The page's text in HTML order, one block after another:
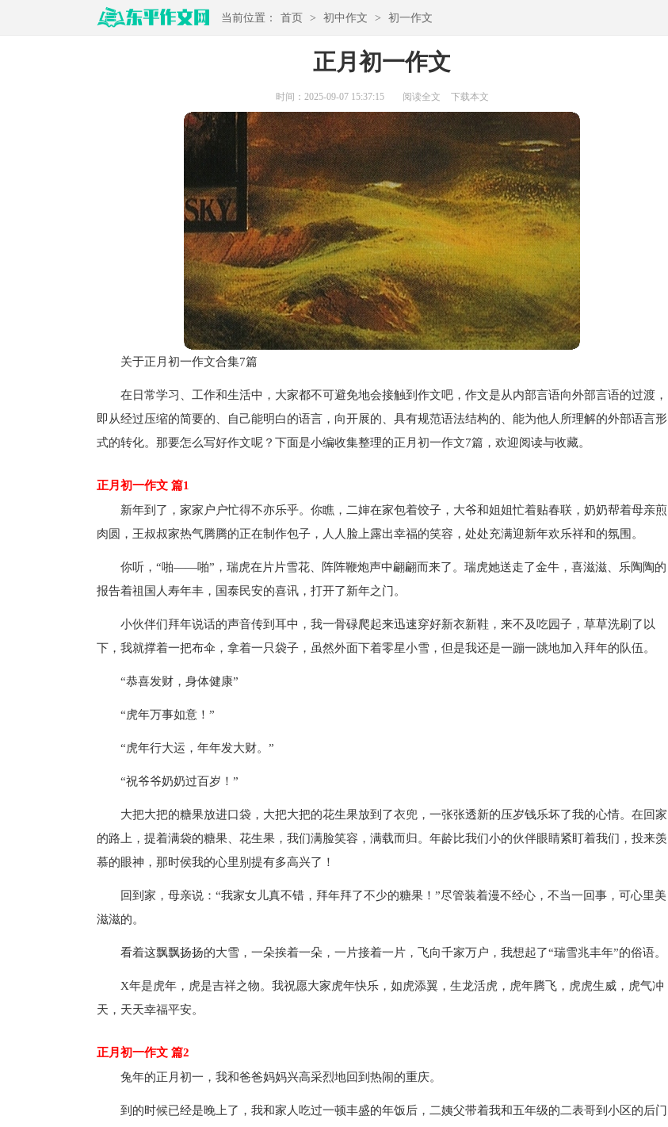
当前位置： 首页 > 初中作文 > 初一作文
正月初一作文
时间：2025-09-07 15:37:15 阅读全文 下载本文
关于正月初一作文合集7篇
在日常学习、工作和生活中，大家都不可避免地会接触到作文吧，作文是从内部言语向外部言语的过渡，
即从经过压缩的简要的、自己能明白的语言，向开展的、具有规范语法结构的、能为他人所理解的外部语言形
式的转化。那要怎么写好作文呢？下面是小编收集整理的正月初一作文7篇，欢迎阅读与收藏。
正月初一作文 篇1
新年到了，家家户户忙得不亦乐乎。你瞧，二婶在家包着饺子，大爷和姐姐忙着贴春联，奶奶帮着母亲煎
肉圆，王叔叔家热气腾腾的正在制作包子，人人脸上露出幸福的笑容，处处充满迎新年欢乐祥和的氛围。
你听，“啪——啪”，瑞虎在片片雪花、阵阵鞭炮声中翩翩而来了。瑞虎她送走了金牛，喜滋滋、乐陶陶的
报告着祖国人寿年丰，国泰民安的喜讯，打开了新年之门。
小伙伴们拜年说话的声音传到耳中，我一骨碌爬起来迅速穿好新衣新鞋，来不及吃园子，草草洗刷了以
下，我就撑着一把布伞，拿着一只袋子，虽然外面下着零星小雪，但是我还是一蹦一跳地加入拜年的队伍。
“恭喜发财，身体健康”
“虎年万事如意！”
“虎年行大运，年年发大财。”
“祝爷爷奶奶过百岁！”
大把大把的糖果放进口袋，大把大把的花生果放到了衣兜，一张张透新的压岁钱乐坏了我的心情。在回家
的路上，提着满袋的糖果、花生果，我们满脸笑容，满载而归。年龄比我们小的伙伴眼睛紧盯着我们，投来羡
慕的眼神，那时侯我的心里别提有多高兴了！
回到家，母亲说：“我家女儿真不错，拜年拜了不少的糖果！”尽管装着漫不经心，不当一回事，可心里美
滋滋的。
看着这飘飘扬扬的大雪，一朵挨着一朵，一片接着一片，飞向千家万户，我想起了“瑞雪兆丰年”的俗语。
X年是虎年，虎是吉祥之物。我祝愿大家虎年快乐，如虎添翼，生龙活虎，虎年腾飞，虎虎生威，虎气冲
天，天天幸福平安。
正月初一作文 篇2
兔年的正月初一，我和爸爸妈妈兴高采烈地回到热闹的重庆。
到的时候已经是晚上了，我和家人吃过一顿丰盛的年饭后，二姨父带着我和五年级的二表哥到小区的后门